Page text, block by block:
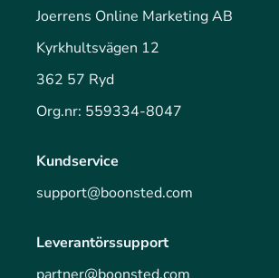
Joerrens Online Marketing AB
Kyrkhultsvägen 12
362 57 Ryd
Org.nr: 559334-8047
Kundservice
support@boonsted.com
Leverantörssupport
partner@boonsted.com